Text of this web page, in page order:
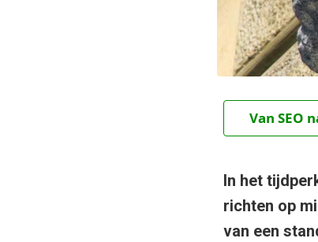
Van SEO
In het
richten op
van een